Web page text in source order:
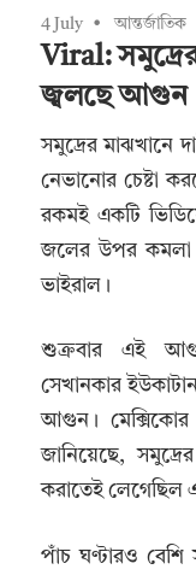
4 July আন্তর্জাতিক
Viral:
জ্বলছে আগুন
সমুদ্রের
নেভানোর চেষ্টা
রকমই একটি
জলের উপর কমলা
ভাইরাল।
শুক্রবার এই
সেখানকার
আগুন। মেক্সিকোর
জানিয়েছে,
করাতেই
পাঁচ ঘণ্টারও